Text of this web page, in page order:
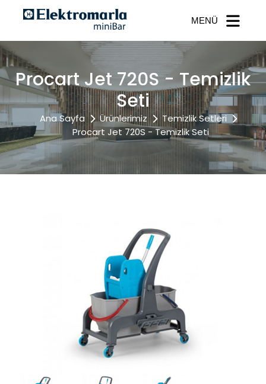
MENÜ
Procart Jet 720S - Temizlik
Seti
Ana Sayfa Ürünlerimiz
Temizlik Setleri
Procart Jet 720S - Temizlik Seti